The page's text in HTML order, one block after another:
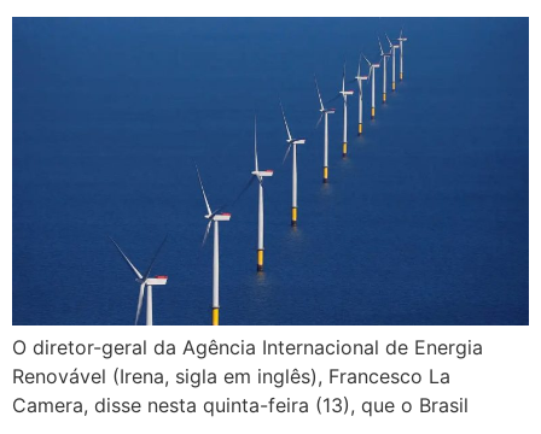
O diretor-geral da Agência Internacional de Energia
Renovável (Irena, sigla em inglês), Francesco La
Camera, disse nesta quinta-feira (13), que o Brasil